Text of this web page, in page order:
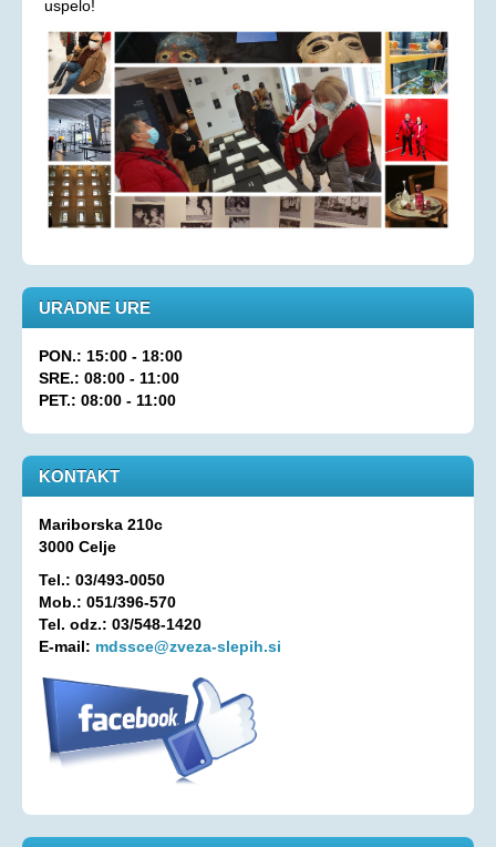
Financerji
Arhiv
PRAVICE IN UGODNOSTI
Zakoni in pravilniki
Ugodnosti s člansko izkaznico ZDSSS
Tehnični pripomočki
Mreža spremljevalcev
Evropska kartica ugodnosti
Vozovnica za železniški promet
Oprostitev plačila RTV prispevka
OSEBNA ASISTENCA
KONTAKT
uspelo!
URADNE URE
PON.: 15:00 - 18:00
SRE.: 08:00 - 11:00
PET.: 08:00 - 11:00
KONTAKT
Mariborska 210c
3000 Celje
Tel.: 03/493-0050
Mob.: 051/396-570
Tel. odz.: 03/548-1420
E-mail: mdssce@zveza-slepih.si